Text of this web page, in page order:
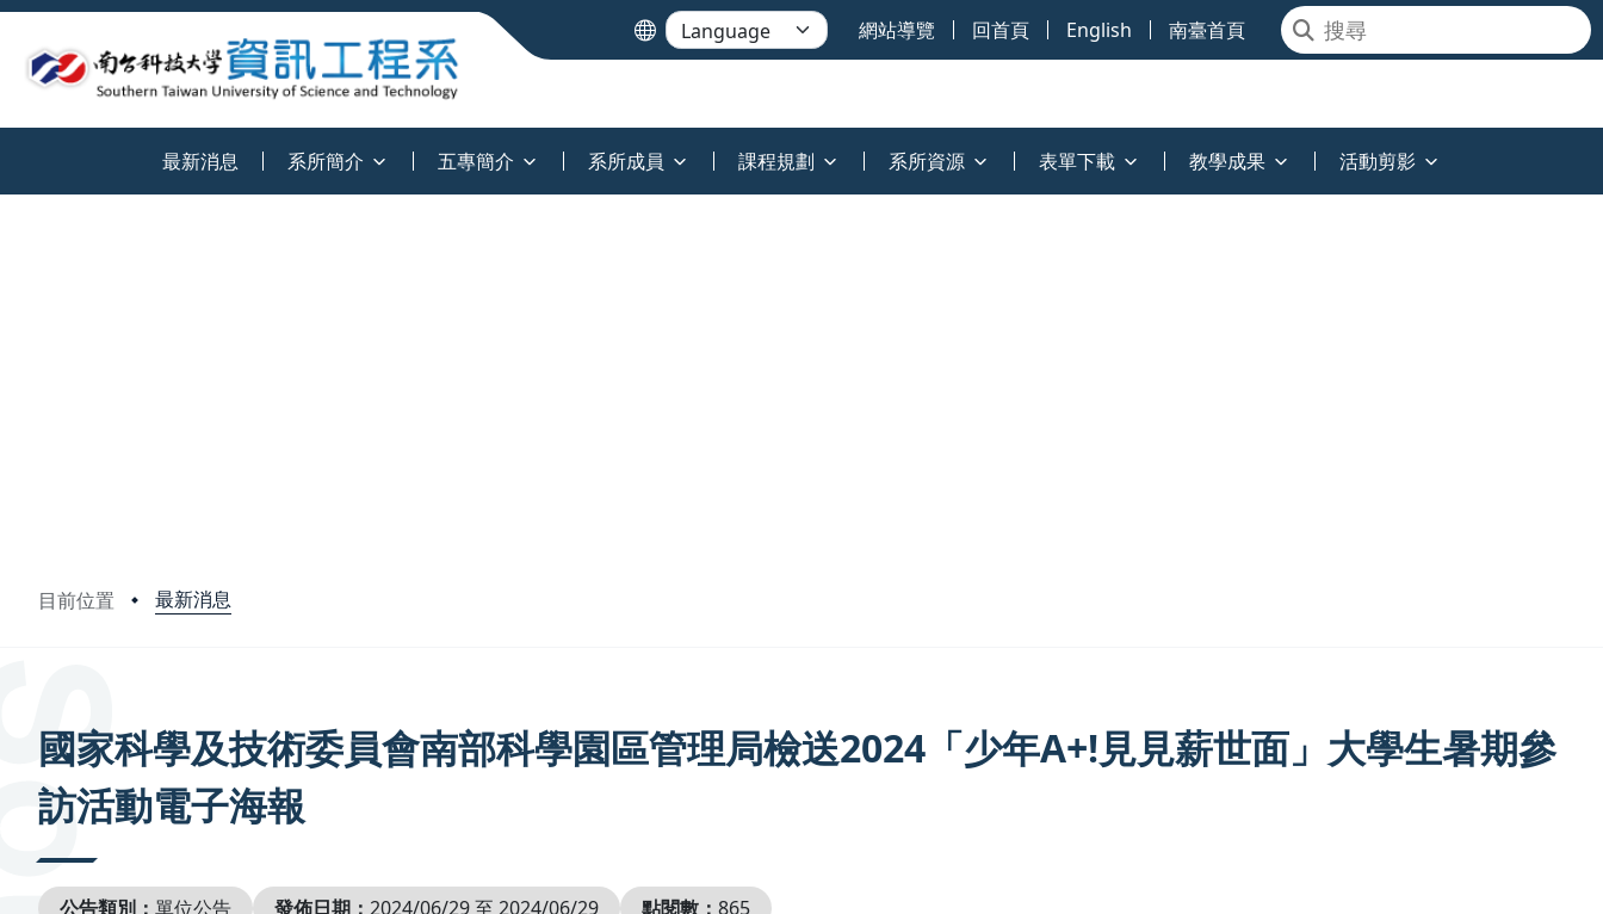
網站導覽 回首頁 English 南臺首頁
最新消息 系所簡介 五專簡介 系所成員 課程規劃 系所資源 表單下載 教學成果 活動剪影
目前位置 最新消息
國家科學及技術委員會南部科學園區管理局檢送2024「少年A+!見見薪世面」大學生暑期參
訪活動電子海報
公告類別： 單位公告 發佈日期： 2024/06/29 至 2024/06/29 點閱數： 865